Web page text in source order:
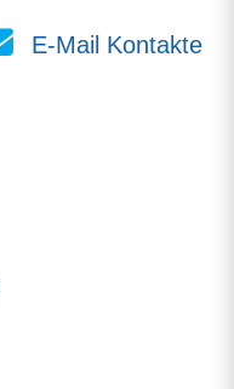
E-Mail Kontakte